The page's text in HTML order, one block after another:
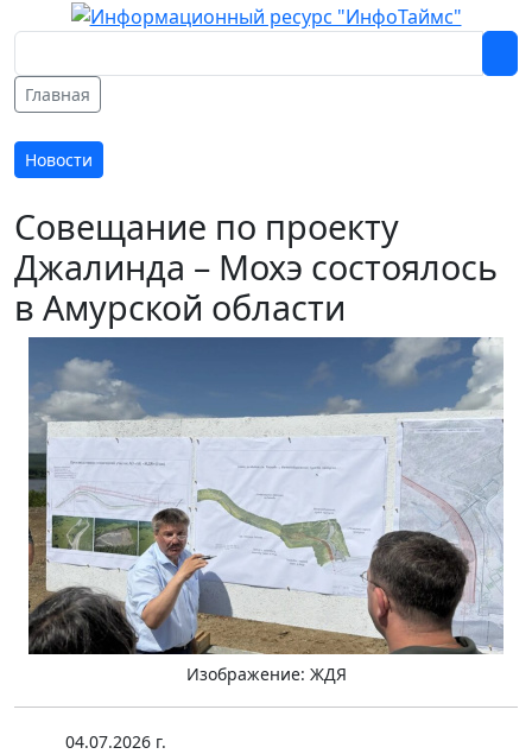
Главная
Новости
Совещание по проекту
Джалинда – Мохэ состоялось
в Амурской области
Изображение: ЖДЯ
04.07.2026 г.